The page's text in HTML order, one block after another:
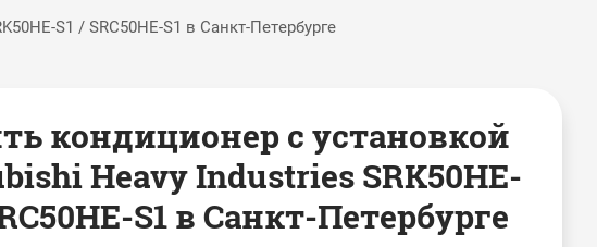
S1 / SRC50HE-S1 в Санкт-Петербурге
кондиционер с установкой
Heavy Industries SRK50HE-
S1 в Санкт-Петербурге